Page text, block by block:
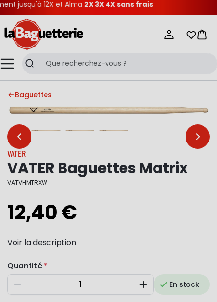
jusqu'à 12X et Alma2X 3X 4X sans frais
MenuRecherche
Mes
Baguettes
… …
VATER
VATER Baguettes Matrix
VATVHMTRXW
12,40 €
Voir la description
Quantité
Diminuer AugmenterEn stock